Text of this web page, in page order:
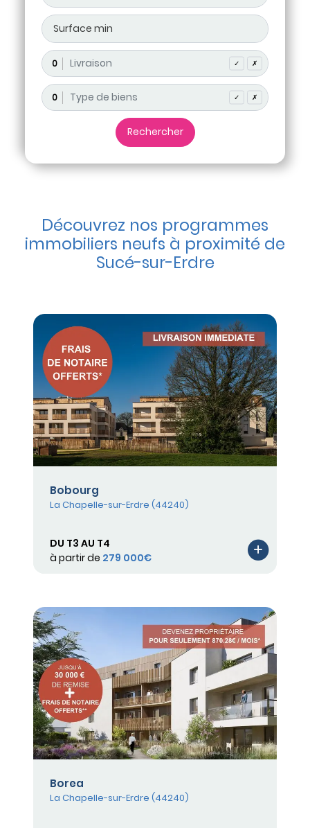
0 ✓ ✗
0 ✓ ✗
Découvrez nos programmes
immobiliers neufs à proximité de
Sucé-sur-Erdre
Bobourg
La Chapelle-sur-Erdre (44240)
DU T3 AU T4
à partir de 279 000€
Borea
La Chapelle-sur-Erdre (44240)